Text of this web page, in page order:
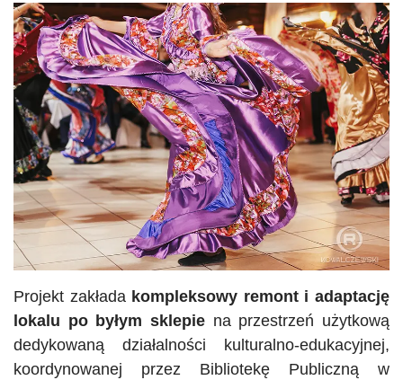
Projekt zakłada kompleksowy remont i adaptację
lokalu po byłym sklepie na przestrzeń użytkową
dedykowaną działalności kulturalno-edukacyjnej,
koordynowanej przez Bibliotekę Publiczną w